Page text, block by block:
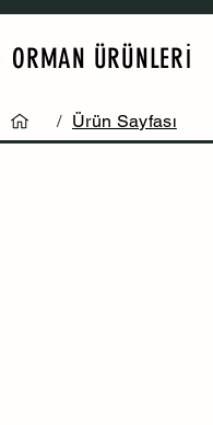
ORMAN ÜRÜNLERİ
/ Ürün Sayfası